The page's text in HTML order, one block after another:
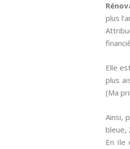
plus
Elle
plus
(Ma
Ainsi,
bleue,
En Ile